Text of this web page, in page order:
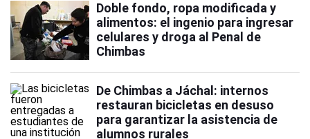
Doble fondo, ropa modificada y
alimentos: el ingenio para ingresar
celulares y droga al Penal de
Chimbas
De Chimbas a Jáchal: internos
restauran bicicletas en desuso
para garantizar la asistencia de
alumnos rurales